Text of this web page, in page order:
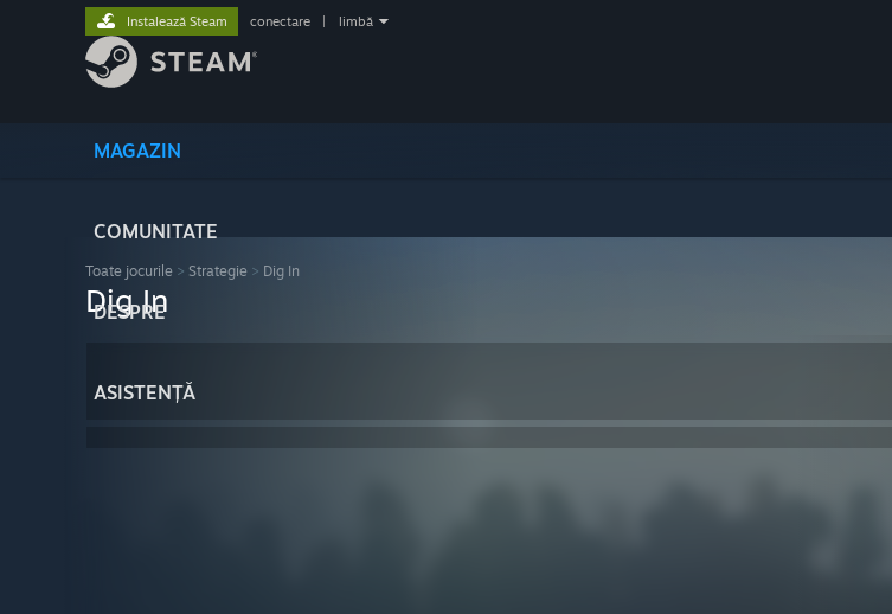
MAGAZIN
COMUNITATE
DESPRE
ASISTENȚĂ
Instalează Steam conectare limbă
Toate jocurile > Strategie > Dig In
Dig In